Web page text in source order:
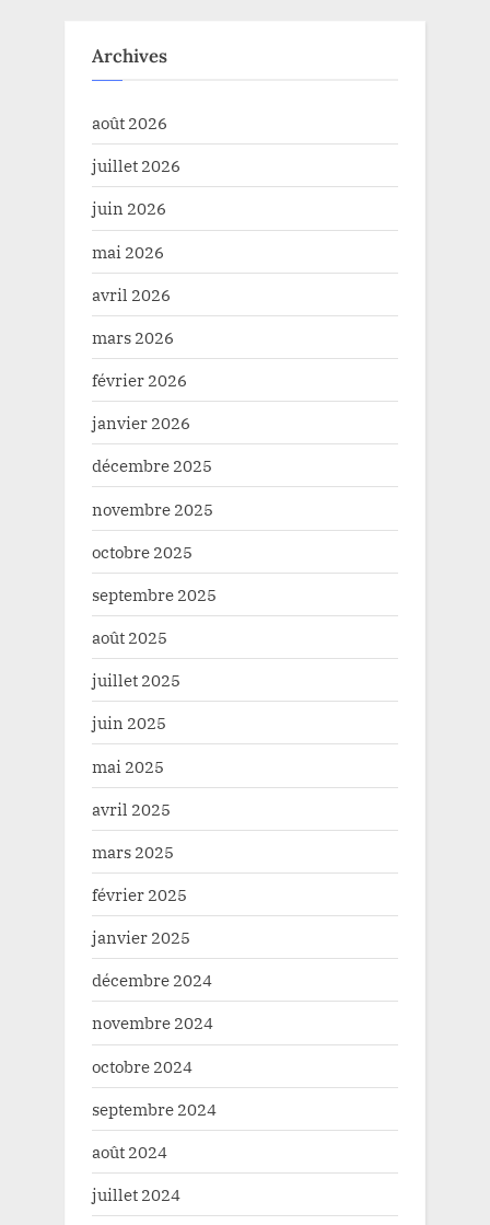
Archives
août 2026
juillet 2026
juin 2026
mai 2026
avril 2026
mars 2026
février 2026
janvier 2026
décembre 2025
novembre 2025
octobre 2025
septembre 2025
août 2025
juillet 2025
juin 2025
mai 2025
avril 2025
mars 2025
février 2025
janvier 2025
décembre 2024
novembre 2024
octobre 2024
septembre 2024
août 2024
juillet 2024